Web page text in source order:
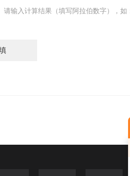
请输入计算结果（填写阿拉伯数字），如